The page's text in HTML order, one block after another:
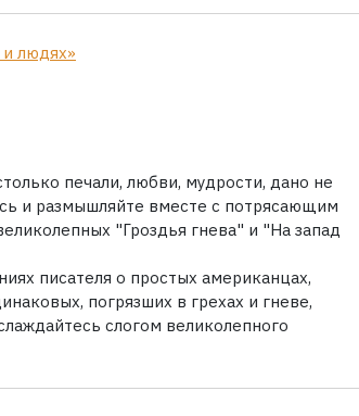
людях»
печали, любви, мудрости, дано не
и размышляйте вместе с потрясающим
"Гроздья гнева" и "На запад
писателя о простых американцах,
погрязших в грехах и гневе,
слогом великолепного